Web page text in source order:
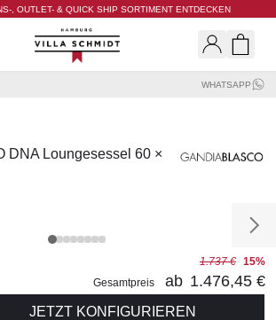
, OUTLET- & QUICK SHIP SORTIMENT ENTDECKEN
Villa Schmidt
WHATSAPP
DNA Loungesessel 60 ×
1.737 € 15%
Gesamtpreis
ab 1.476,45 €
JETZT KONFIGURIEREN